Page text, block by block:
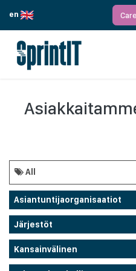
en
All
Asiantuntijaorganisaatiot
Järjestöt
Kansainvälinen